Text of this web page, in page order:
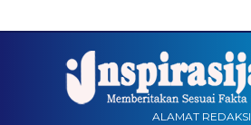
ALAMAT REDAKSI